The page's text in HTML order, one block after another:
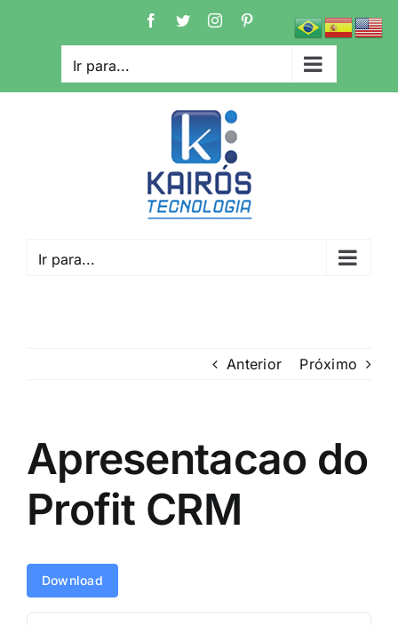
conteúdo
Facebook
TwitterInstagramPinterest
Ir para...
Ir para...
Anterior Próximo
Apresentacao do
Profit CRM
Download